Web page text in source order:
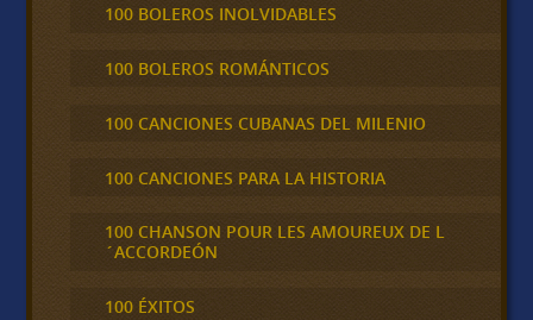
100 BOLEROS INOLVIDABLES
100 BOLEROS ROMÁNTICOS
100 CANCIONES CUBANAS DEL MILENIO
100 CANCIONES PARA LA HISTORIA
100 CHANSON POUR LES AMOUREUX DE L
´ACCORDEÓN
100 ÉXITOS